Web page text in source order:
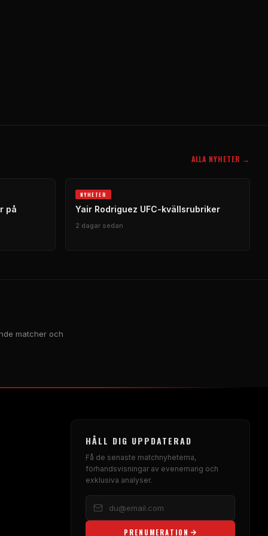
ALLA NYHETER →
på
NYHETER
Yair Rodriguez UFC-kvällsrubriker
2 dagar sedan
matcher och
HÅLL DIG UPPDATERAD
Få de senaste matchnyheterna,
förhandsvisningar av evenemang och
exklusiva analyser.
PRENUMERATION